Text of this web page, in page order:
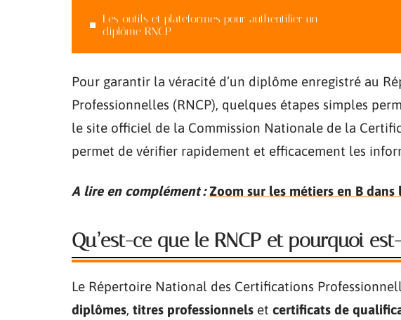
Les outils et plateformes pour authentifier un
diplôme RNCP
Pour garantir la véracité d’un diplôme enregistré au
Professionnelles (RNCP), quelques étapes simples
le site officiel de la Commission Nationale de la
permet de vérifier rapidement et efficacement les
A lire en complément : Zoom sur les métiers en B
Qu’est-ce que le RNCP et pourquoi
Le Répertoire National des Certifications
diplômes, titres professionnels et certificats de